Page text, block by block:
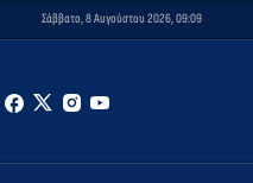
Σάββατο, 8 Αυγούστου 2026, 09:09